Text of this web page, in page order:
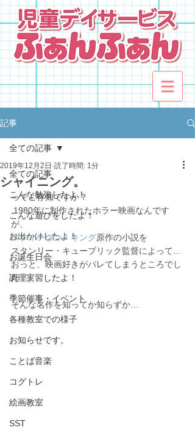
記事
全ての記事
こんな勉強したよ！
こんな遊びをしたよ！
お出かけしたよ！
お誕生日会
調理実習したよ！
季節催事・イベント
各種教室での様子
お知らせです。
ことば音楽
コグトレ
絵画教室
SST
全ての記事
シャイニング。
2019年12月2日 読了時間: 1分
ってご存知ですか？
が、
スティーヴン・キング原作の小説を
スタンリー・キューブリック監督によって…
おっと、映画好きがバレてしまうところでし
た…。
そんな名作を知ってか知らずか…